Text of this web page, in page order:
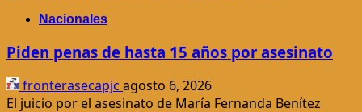
de
<p>
<strong>Fortalecen
Seguridad
Ciudadana
Nacionales
Piden penas de hasta 15 años por asesinato
fronterasecapjc agosto 6, 2026
El juicio por el asesinato de María Fernanda Benítez